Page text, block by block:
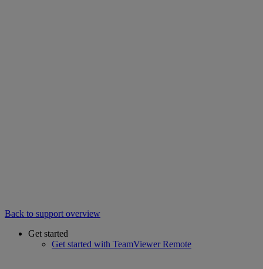
Back to support overview
Get started
Get started with TeamViewer Remote